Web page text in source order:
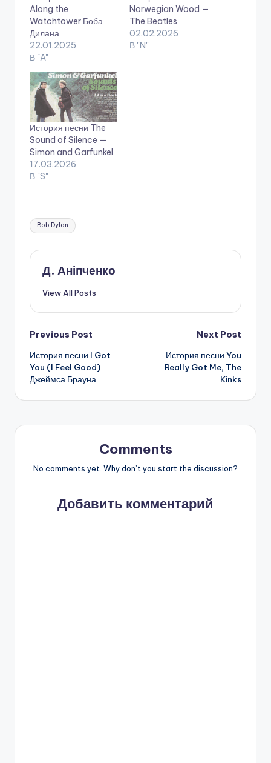
Along the
Watchtower Боба
Дилана
22.01.2025
В "A"
Norwegian Wood —
The Beatles
02.02.2026
В "N"
История песни The
Sound of Silence —
Simon and Garfunkel
17.03.2026
В "S"
Tags:
Bob Dylan
Д. Аніпченко
View All Posts
Post
navigation
Previous Post
История песни I Got
You (I Feel Good)
Джеймса Брауна
Next Post
История песни You
Really Got Me, The
Kinks
Comments
No comments yet. Why don’t you start the discussion?
Добавить комментарий